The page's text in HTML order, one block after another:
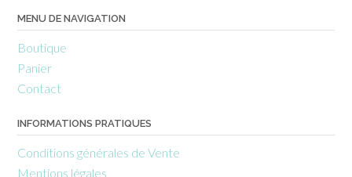
MENU DE NAVIGATION
Boutique
Panier
Contact
INFORMATIONS PRATIQUES
Conditions générales de Vente
Mentions légales